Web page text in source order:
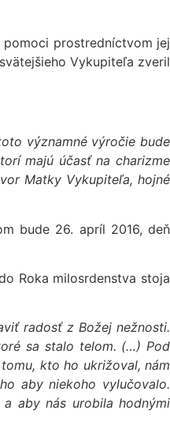
prostredníctvom jej
Vykupiteľa zveril
významné výročie bude
majú účasť na charizme
Matky Vykupiteľa, hojné
bude 26. apríl 2016, deň
Roka milosrdenstva stoja
radosť z Božej nežnosti.
sa stalo telom. (…) Pod
kto ho ukrižoval, nám
aby niekoho vylučovalo.
aby nás urobila hodnými